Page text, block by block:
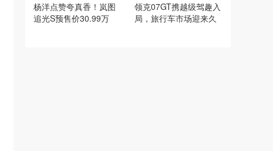
杨洋点赞夸真香！岚图
追光S预售价30.99万
领克07GT携越级驾趣入
局，旅行车市场迎来久